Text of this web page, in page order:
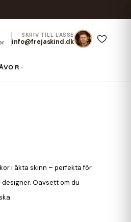
SKRIV TILL LASSE
info@frejaskind.dk
i äkta skinn – perfekta för
Oavsett om du